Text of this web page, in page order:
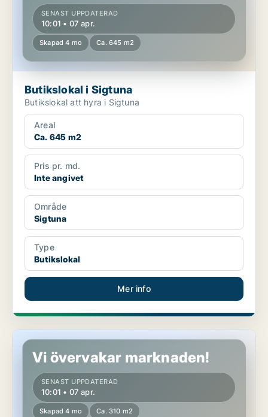
SENAST UPPDATERAD
10:01 • 07 apr.
Skapad 4 mo Ca. 645 m2
Butikslokal i Sigtuna
Butikslokal att hyra i Sigtuna
Areal
Ca. 645 m2
Pris pr. md.
Inte angivet
Område
Sigtuna
Type
Butikslokal
Mer info
Butikslokal i Sigtuna
Vi övervakar marknaden!
SENAST UPPDATERAD
10:01 • 07 apr.
Skapad 4 mo Ca. 310 m2